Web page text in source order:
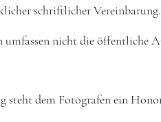
schriftlicher
nicht die öffentliche
steht dem Fotografen ein